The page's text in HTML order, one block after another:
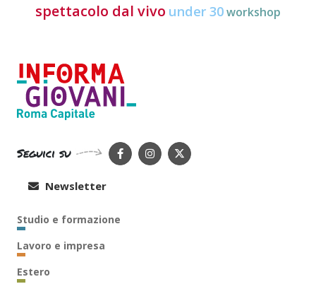
spettacolo dal vivo under 30workshop
Seguici su
Newsletter
Studio e formazione
Lavoro e impresa
Estero